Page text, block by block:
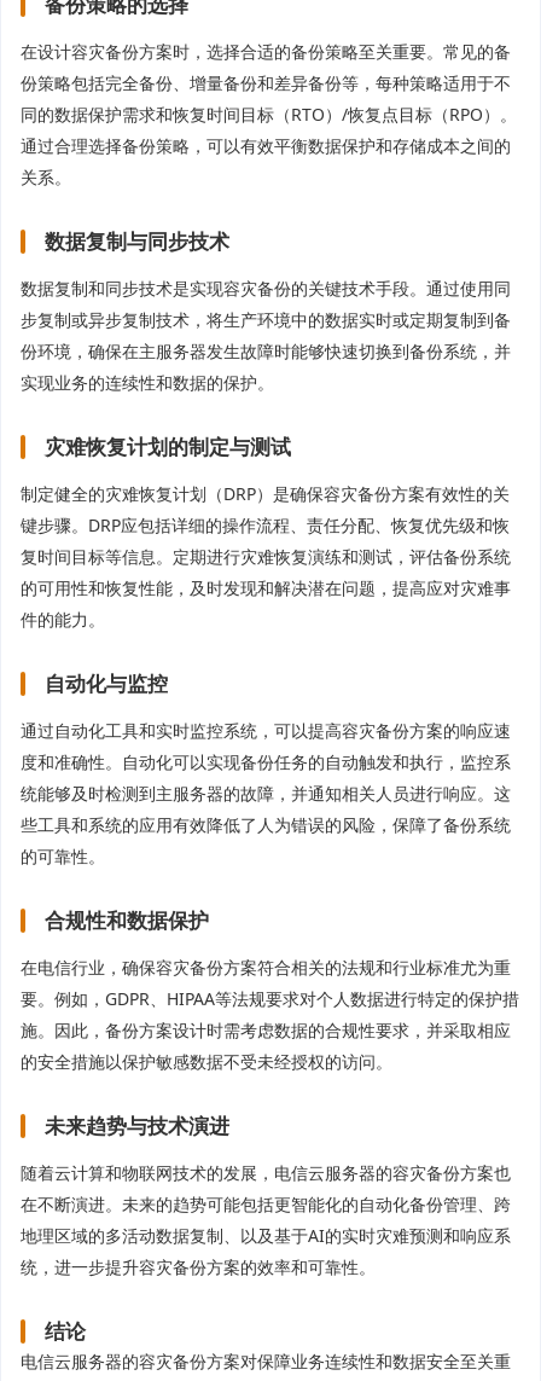
在设计容灾备份方案时，选择合适的备份策略至关重要。常见的备
份策略包括完全备份、增量备份和差异备份等，每种策略适用于不
同的数据保护需求和恢复时间目标（RTO）/恢复点目标（RPO）。
通过合理选择备份策略，可以有效平衡数据保护和存储成本之间的
关系。
数据复制与同步技术
数据复制和同步技术是实现容灾备份的关键技术手段。通过使用同
步复制或异步复制技术，将生产环境中的数据实时或定期复制到备
份环境，确保在主服务器发生故障时能够快速切换到备份系统，并
实现业务的连续性和数据的保护。
灾难恢复计划的制定与测试
制定健全的灾难恢复计划（DRP）是确保容灾备份方案有效性的关
键步骤。DRP应包括详细的操作流程、责任分配、恢复优先级和恢
复时间目标等信息。定期进行灾难恢复演练和测试，评估备份系统
的可用性和恢复性能，及时发现和解决潜在问题，提高应对灾难事
件的能力。
自动化与监控
通过自动化工具和实时监控系统，可以提高容灾备份方案的响应速
度和准确性。自动化可以实现备份任务的自动触发和执行，监控系
统能够及时检测到主服务器的故障，并通知相关人员进行响应。这
些工具和系统的应用有效降低了人为错误的风险，保障了备份系统
的可靠性。
合规性和数据保护
在电信行业，确保容灾备份方案符合相关的法规和行业标准尤为重
要。例如，GDPR、HIPAA等法规要求对个人数据进行特定的保护措
施。因此，备份方案设计时需考虑数据的合规性要求，并采取相应
的安全措施以保护敏感数据不受未经授权的访问。
未来趋势与技术演进
随着云计算和物联网技术的发展，电信云服务器的容灾备份方案也
在不断演进。未来的趋势可能包括更智能化的自动化备份管理、跨
地理区域的多活动数据复制、以及基于AI的实时灾难预测和响应系
统，进一步提升容灾备份方案的效率和可靠性。
结论
电信云服务器的容灾备份方案对保障业务连续性和数据安全至关重